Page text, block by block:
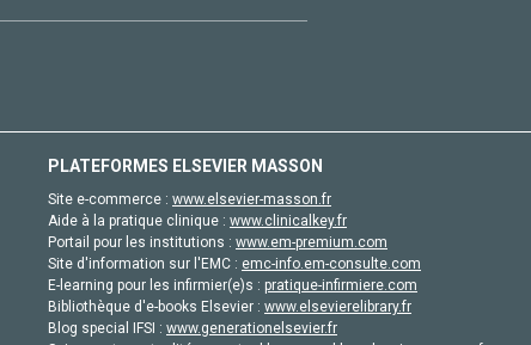
PLATEFORMES ELSEVIER MASSON
Site e-commerce : www.elsevier-masson.fr
Aide à la pratique clinique : www.clinicalkey.fr
Portail pour les institutions : www.em-premium.com
Site d'information sur l'EMC : emc-info.em-consulte.com
E-learning pour les infirmier(e)s : pratique-infirmiere.com
Bibliothèque d'e-books Elsevier : www.elsevierelibrary.fr
Blog special IFSI : www.generationelsevier.fr